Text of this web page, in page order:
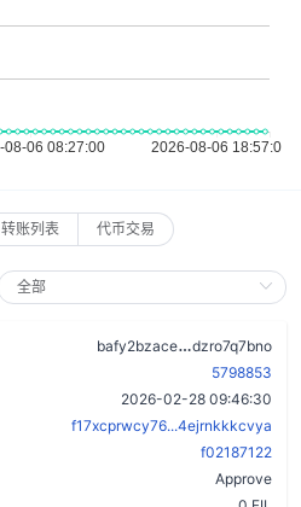
转账列表 代币交易
bafy2bzace
dzro7q7bno
5798853
2026-02-28 09:46:30
f17xcprwcy76...4ejrnkkkcvya
f02187122
Approve